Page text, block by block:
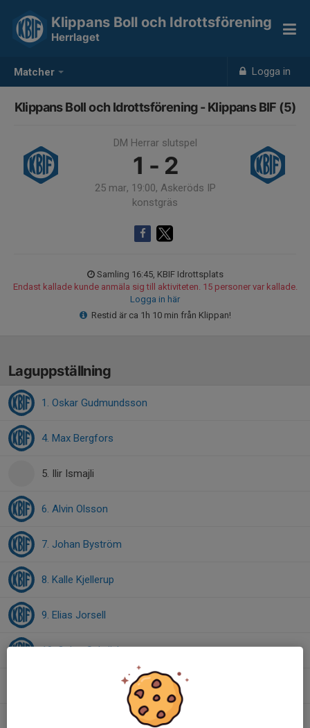
Matcher Logga in
Klippans Boll och Idrottsförening
Herrlaget
Klippans Boll och Idrottsförening - Klippans BIF (5)
DM Herrar slutspel
1 - 2
25 mar, 19:00, Askeröds IP
konstgräs
Samling 16:45, KBIF Idrottsplats
Endast kallade kunde anmäla sig till aktiviteten. 15 personer var kallade.
Logga in här
Restid är ca 1h 10 min från Klippan!
Laguppställning
1. Oskar Gudmundsson
4. Max Bergfors
5. Ilir Ismajli
6. Alvin Olsson
7. Johan Byström
8. Kalle Kjellerup
9. Elias Jorsell
10. Oskar Schröder
11. Emil Vesterdahl
13. Ibrahim Haj Mousa